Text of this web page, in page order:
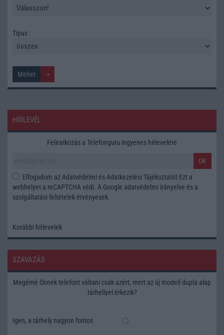
Tipus :
HÍRLEVÉL
Feliratkozás a Telefonguru ingyenes hírlevelére
OK
Elfogadom az Adatvédelmi és Adatkezelési Tájékoztatót Ezt a
webhelyet a reCAPTCHA védi. A Google adatvédelmi irányelve és a
szolgáltatási feltételek érvényesek.
Korábbi hírlevelek
SZAVAZÁS
Megérné Önnek telefont váltani csak azért, mert az új modell dupla alap
tárhellyel érkezik?
Igen, a tárhely nagyon fontos